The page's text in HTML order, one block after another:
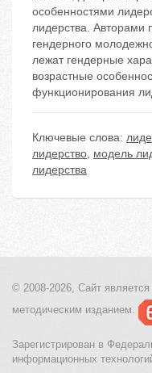
особенностями
лидерства. Авторами
гендерного
лежат гендерные
возрастные
функционирования
Ключевые слова:
лидерство, модель
лидерства
© 2008-2026, Сайт является
методическим изданием.
Зарегистрирован в
информационных